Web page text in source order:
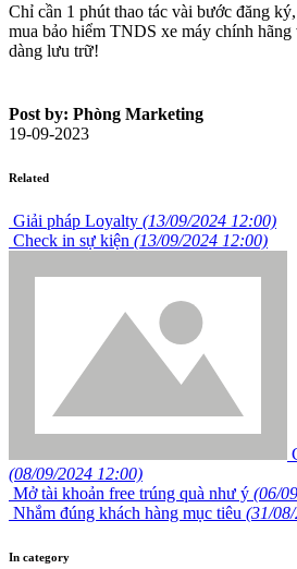
Chỉ cần 1 phút thao tác vài bước đăng
mua bảo hiểm TNDS xe máy chính
dàng lưu trữ!
Post by: Phòng Marketing
19-09-2023
Related
Giải pháp Loyalty (13/09/2024 12:00)
Check in sự kiện (13/09/2024 12:00)
(08/09/2024 12:00)
Mở tài khoản free trúng quà như ý (06/
Nhắm đúng khách hàng mục tiêu (31/
In category